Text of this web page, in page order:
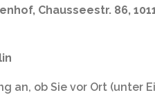
Chausseestr. 86,
an, ob Sie vor Ort (unter